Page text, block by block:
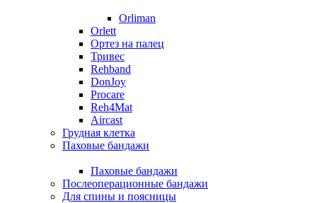
Orliman
Orlett
Ортез на палец
Тривес
Rehband
DonJoy
Procare
Reh4Mat
Aircast
Грудная клетка
Паховые бандажи
Паховые бандажи
Послеоперационные бандажи
Для спины и поясницы